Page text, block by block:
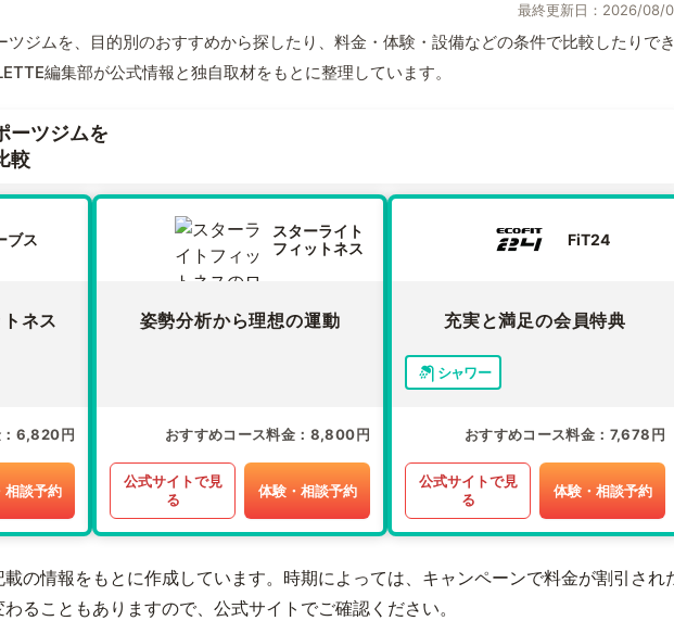
最終更新日：2026/08/
ツジムを、目的別のおすすめから探したり、料金・体験・設備などの条件で比較したりで
編集部が公式情報と独自取材をもとに整理しています。
ーツジムを
較
ブス
ネス
6,820円
相談予約
スターライト
フィットネス
姿勢分析から理想の運動
おすすめコース料金 8,800円
公式サイトで見
る
体験・相談予約
FiT24
充実と満足の会員特典
シャワー
おすすめコース料金 7,678円
公式サイトで見
る
体験・相談予約
の情報をもとに作成しています。時期によっては、キャンペーンで料金が割引され
ることもありますので、公式サイトでご確認ください。